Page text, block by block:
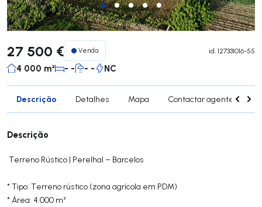
27 500 € Venda id. 127331016-55
4 000 m² - - - - NC
Descrição Detalhes Mapa Contactar agente
Descrição
Terreno Rústico | Perelhal – Barcelos
* Tipo: Terreno rústico (zona agrícola em PDM)
* Área: 4.000 m²